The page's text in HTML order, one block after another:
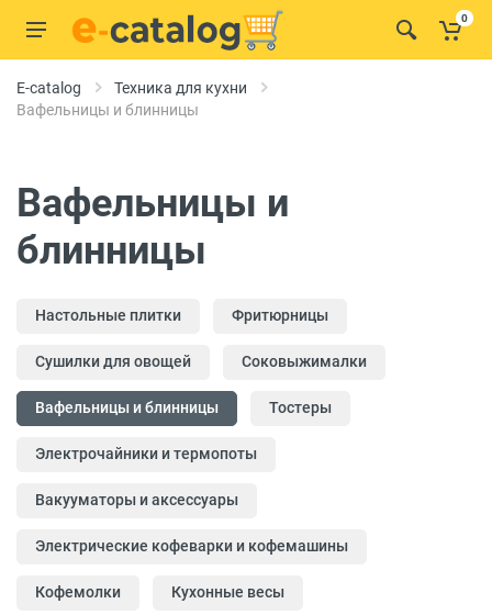
0
E-catalog
Техника для кухни
Вафельницы и блинницы
Вафельницы и
блинницы
Настольные плитки Фритюрницы
Сушилки для овощей Соковыжималки
Вафельницы и блинницы Тостеры
Электрочайники и термопоты
Вакууматоры и аксессуары
Электрические кофеварки и кофемашины
Кофемолки Кухонные весы